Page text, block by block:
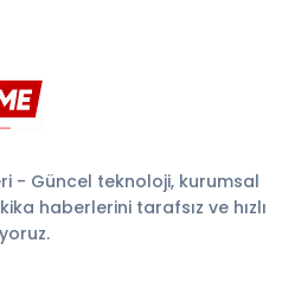
- Güncel teknoloji, kurumsal
haberlerini tarafsız ve hızlı